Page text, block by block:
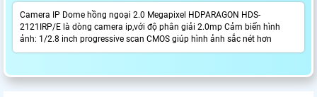
Camera IP Dome hồng ngoại 2.0 Megapixel HDPARAGON HDS-
2121IRP/E là dòng camera ip,với độ phân giải 2.0mp Cảm biến hình
ảnh: 1/2.8 inch progressive scan CMOS giúp hình ảnh sắc nét hơn